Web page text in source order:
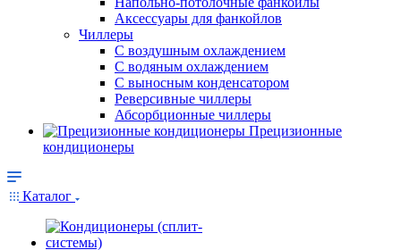
Аксессуары для фанкойлов
Чиллеры
С воздушным охлаждением
С водяным охлаждением
С выносным конденсатором
Реверсивные чиллеры
Абсорбционные чиллеры
Прецизионные
кондиционеры
Каталог